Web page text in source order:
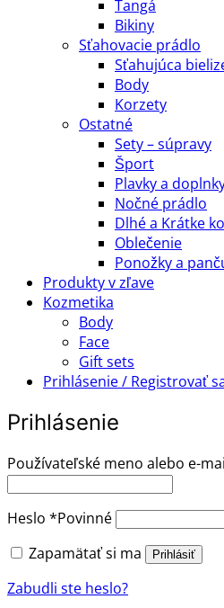
Tangá
Bikiny
Sťahovacie prádlo
Sťahujúca
Body
Korzety
Ostatné
Sety – súpravy
Šport
Plavky a
Nočné prádlo
Dlhé a Krátke
Oblečenie
Ponožky a
Produkty v zľave
Kozmetika
Body
Face
Gift sets
Prihlásenie / Registrovať
Prihlásenie
Používateľské meno alebo e-
Heslo *Povinné
Zapamätať si ma
Prihlásiť
Zabudli ste heslo?